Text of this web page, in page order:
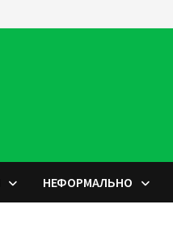
НЕФОРМАЛЬНО